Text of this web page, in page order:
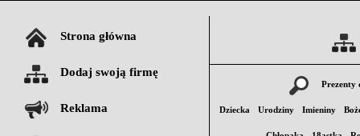
Strona główna
Dodaj swoją firmę
Reklama
Prezenty
Dziecka Urodziny Imieniny